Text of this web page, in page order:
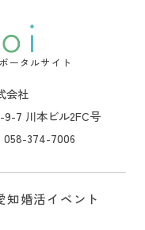
ータルサイト
会社
9-7 川本ビル2FC号
374-7006
知婚活イベント